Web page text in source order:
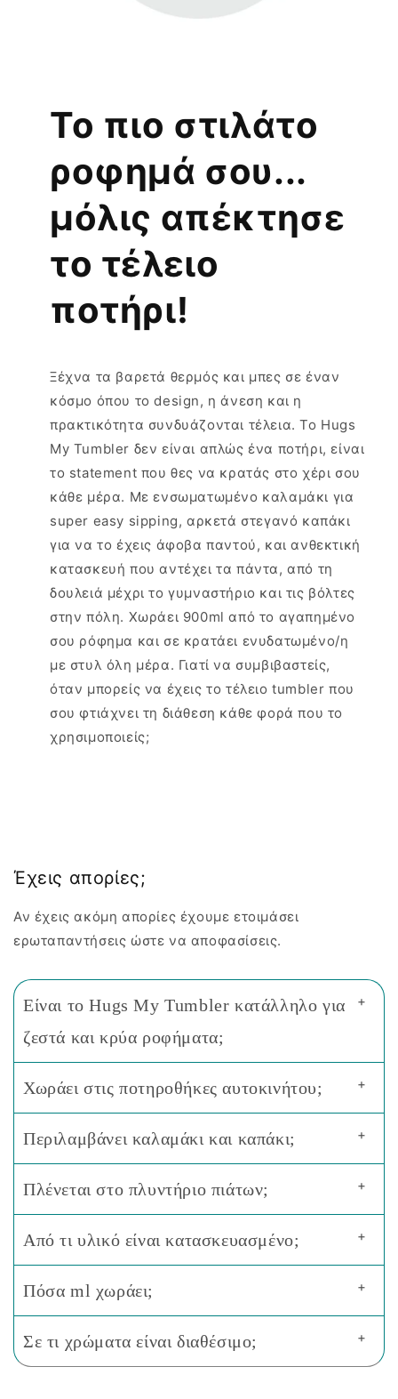
Το πιο στιλάτο
ροφημά σου...
μόλις απέκτησε
το τέλειο
ποτήρι!
Ξέχνα τα βαρετά θερμός και μπες σε έναν
κόσμο όπου το design, η άνεση και η
πρακτικότητα συνδυάζονται τέλεια. Το Hugs
My Tumbler δεν είναι απλώς ένα ποτήρι, είναι
το statement που θες να κρατάς στο χέρι σου
κάθε μέρα. Με ενσωματωμένο καλαμάκι για
super easy sipping, αρκετά στεγανό καπάκι
για να το έχεις άφοβα παντού, και ανθεκτική
κατασκευή που αντέχει τα πάντα, από τη
δουλειά μέχρι το γυμναστήριο και τις βόλτες
στην πόλη. Χωράει 900ml από το αγαπημένο
σου ρόφημα και σε κρατάει ενυδατωμένο/η
με στυλ όλη μέρα. Γιατί να συμβιβαστείς,
όταν μπορείς να έχεις το τέλειο tumbler που
σου φτιάχνει τη διάθεση κάθε φορά που το
χρησιμοποιείς;
Έχεις απορίες;
Αν έχεις ακόμη απορίες έχουμε ετοιμάσει
ερωταπαντήσεις ώστε να αποφασίσεις.
Είναι το Hugs My Tumbler κατάλληλο για
ζεστά και κρύα ροφήματα;
+
Χωράει στις ποτηροθήκες αυτοκινήτου; +
Περιλαμβάνει καλαμάκι και καπάκι; +
Πλένεται στο πλυντήριο πιάτων; +
Από τι υλικό είναι κατασκευασμένο; +
Πόσα ml χωράει; +
Σε τι χρώματα είναι διαθέσιμο; +